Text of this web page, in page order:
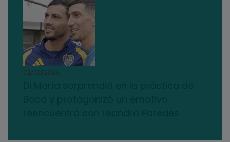
01/08/2026